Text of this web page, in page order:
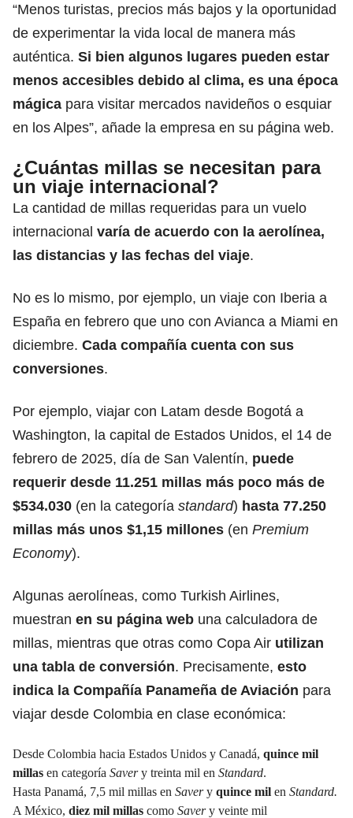
“Menos turistas, precios más bajos y la oportunidad
de experimentar la vida local de manera más
auténtica. Si bien algunos lugares pueden estar
menos accesibles debido al clima, es una época
mágica para visitar mercados navideños o esquiar
en los Alpes”, añade la empresa en su página web.
¿Cuántas millas se necesitan para
un viaje internacional?
La cantidad de millas requeridas para un vuelo
internacional varía de acuerdo con la aerolínea,
las distancias y las fechas del viaje.
No es lo mismo, por ejemplo, un viaje con Iberia a
España en febrero que uno con Avianca a Miami en
diciembre. Cada compañía cuenta con sus
conversiones.
Por ejemplo, viajar con Latam desde Bogotá a
Washington, la capital de Estados Unidos, el 14 de
febrero de 2025, día de San Valentín, puede
requerir desde 11.251 millas más poco más de
$534.030 (en la categoría standard) hasta 77.250
millas más unos $1,15 millones (en Premium
Economy).
Algunas aerolíneas, como Turkish Airlines,
muestran en su página web una calculadora de
millas, mientras que otras como Copa Air utilizan
una tabla de conversión. Precisamente, esto
indica la Compañía Panameña de Aviación para
viajar desde Colombia en clase económica:
Desde Colombia hacia Estados Unidos y Canadá, quince mil
millas en categoría Savery treinta mil en Standard.
Hasta Panamá, 7,5 mil millas en Savery quince mil en Standard.
A México, diez mil millas como Savery veinte mil